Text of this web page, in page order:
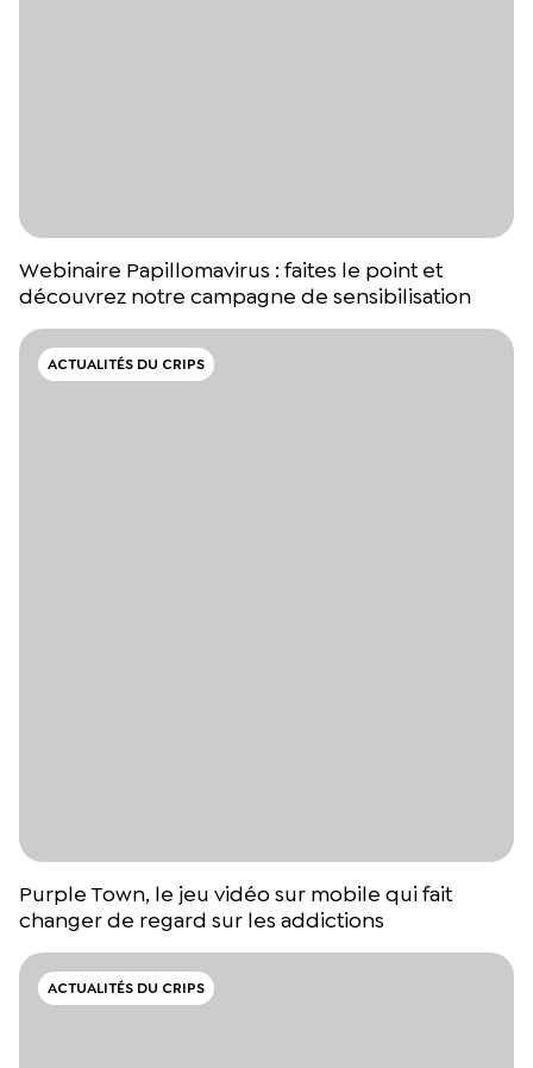
Webinaire Papillomavirus : faites le point et
découvrez notre campagne de sensibilisation
ACTUALITÉS DU CRIPS
Purple Town, le jeu vidéo sur mobile qui fait
changer de regard sur les addictions
ACTUALITÉS DU CRIPS